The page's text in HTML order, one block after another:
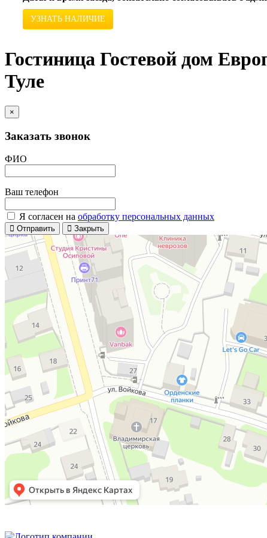
УЗНАТЬ НАЛИЧИЕ
Гостиница Гостевой дом
Туле
×
Заказать звонок
ФИО
Ваш телефон
Я согласен на обработку персональных данных
Отправить Закрыть